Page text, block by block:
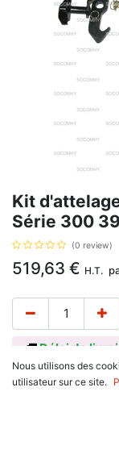
Kit
Série 300
(0 review)
519,63 € H.T.
Délai de
Kit d'attelage
200 Series : 265,
300 Series :
Nous utilisons des
utilisateur sur ce site.